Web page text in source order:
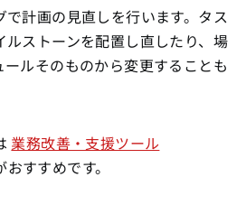
計画の見直しを行います。タス
ストーンを配置し直したり、場
ルそのものから変更することも
業務改善・支援ツール
すすめです。